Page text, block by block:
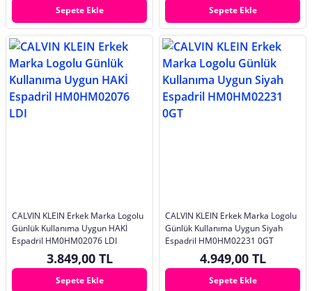
Sepete Ekle Sepete Ekle
CALVIN KLEIN Erkek Marka Logolu
Günlük Kullanıma Uygun HAKİ
Espadril HM0HM02076 LDI
3.849,00 TL
Sepete Ekle
CALVIN KLEIN Erkek Marka Logolu
Günlük Kullanıma Uygun Siyah
Espadril HM0HM02231 0GT
4.949,00 TL
Sepete Ekle